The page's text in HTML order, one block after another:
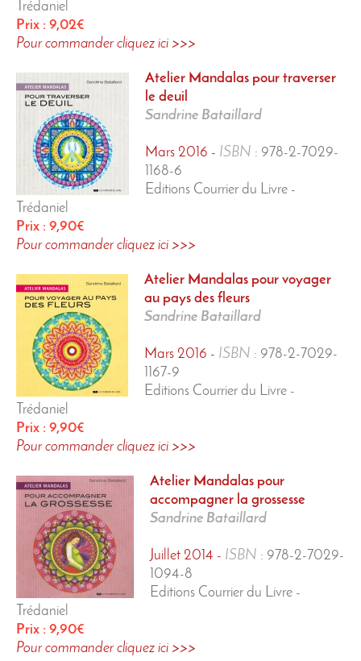
Trédaniel
Prix : 9,02€
Pour commander cliquez ici >>>
Atelier Mandalas pour traverser
le deuil
Sandrine Bataillard
Mars 2016 - ISBN : 978-2-7029-
1168-6
Editions Courrier du Livre -
Trédaniel
Prix : 9,90€
Pour commander cliquez ici >>>
Atelier Mandalas pour voyager
au pays des fleurs
Sandrine Bataillard
Mars 2016 - ISBN : 978-2-7029-
1167-9
Editions Courrier du Livre -
Trédaniel
Prix : 9,90€
Pour commander cliquez ici >>>
Atelier Mandalas pour
accompagner la grossesse
Sandrine Bataillard
Juillet 2014 - ISBN : 978-2-7029-
1094-8
Editions Courrier du Livre -
Trédaniel
Prix : 9,90€
Pour commander cliquez ici >>>